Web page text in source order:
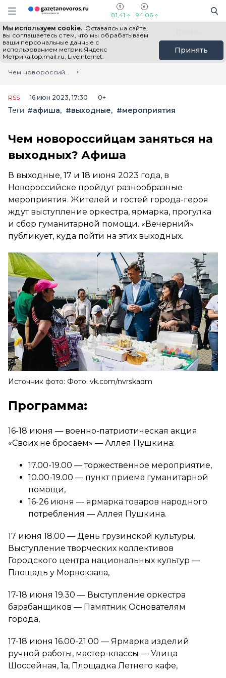
Информационный портал "ГазетаНоворос.ру"
Навигация сайта
81,41 94,06
Мы используем cookie. Оставаясь на сайте,
вы соглашаетесь с тем, что мы обрабатываем
ваши персональные данные с
использованием метрик Яндекс
Метрика,top.mail.ru, LiveInternet.
Принять
Все новости Новости России
Главная
Лента новостей
Чем новороссийцам заняться на выходных? Афиша
RSS 16 июн 2023, 17:30 0+
Теги: #афиша #выходные #мероприятия
Чем новороссийцам заняться на
выходных? Афиша
В выходные, 17 и 18 июня 2023 года, в
Новороссийске пройдут разнообразные
мероприятия. Жителей и гостей города-героя
ждут выступление оркестра, ярмарка, прогулка
и сбор гуманитарной помощи. «Вечерний»
публикует, куда пойти на этих выходных.
Источник фото: Фото: vk.com/nvrskadm
Программа:
16-18 июня — военно-патриотическая акция
«Своих не бросаем» — Аллея Пушкина:
17.00-19.00 — торжественное мероприятие,
10.00-19.00 — пункт приема гуманитарной
помощи,
16-26 июня — ярмарка товаров народного
потребления — Аллея Пушкина.
17 июня 18.00 — День грузинской культуры.
Выступление творческих коллективов
Городского центра национальных культур —
Площадь у Морвокзала,
17-18 июня 19.30 — Выступление оркестра
барабанщиков — Памятник Основателям
города,
17-18 июня 16.00-21.00 — Ярмарка изделий
ручной работы, мастер-классы — Улица
Шоссейная, 1а, Площадка Летнего кафе,